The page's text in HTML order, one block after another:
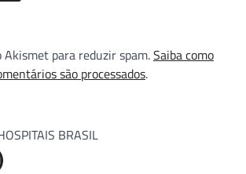
para reduzir spam.Saiba como
são processados.
BRASIL